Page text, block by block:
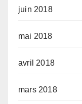
juin 2018
mai 2018
avril 2018
mars 2018